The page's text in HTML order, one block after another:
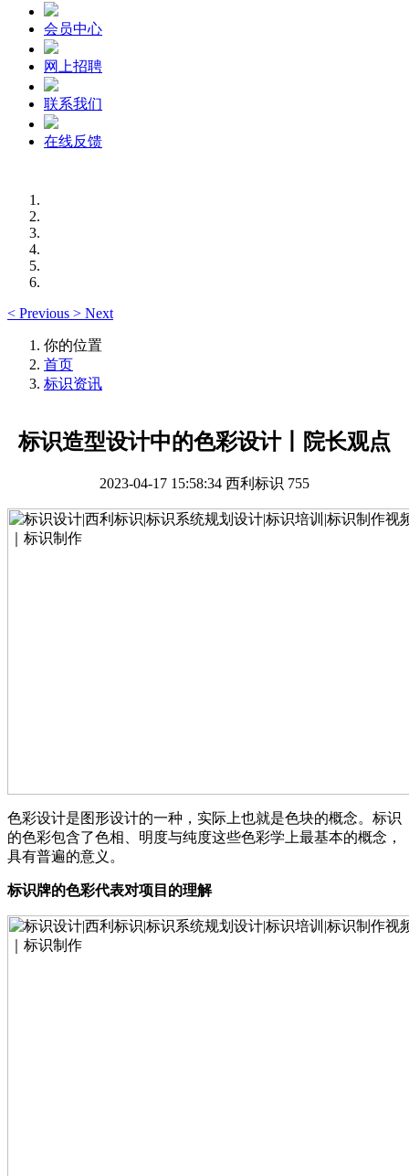
会员中心
网上招聘
联系我们
在线反馈
< Previous > Next
你的位置
首页
标识资讯
标识造型设计中的色彩设计丨院长观点
2023-04-17 15:58:34 西利标识 755
色彩设计是图形设计的一种，实际上也就是色块的概念。标识
的色彩包含了色相、明度与纯度这些色彩学上最基本的概念，
具有普遍的意义。
标识牌的色彩代表对项目的理解